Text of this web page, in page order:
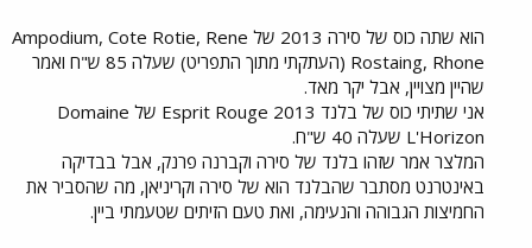
הוא שתה כוס של סירה 2013 של Ampodium, Cote Rotie, Rene
Rostaing, Rhone (העתקתי מתוך התפריט) שעלה 85 ש"ח ואמר
שהיין מצויין, אבל יקר מאד.
אני שתיתי כוס של בלנד 2013 Esprit Rouge של Domaine
L'Horizon שעלה 40 ש"ח.
המלצר אמר שזהו בלנד של סירה וקברנה פרנק, אבל בבדיקה
באינטרנט מסתבר שהבלנד הוא של סירה וקריניאן, מה שהסביר את
החמיצות הגבוהה והנעימה, ואת טעם הזיתים שטעמתי ביין.